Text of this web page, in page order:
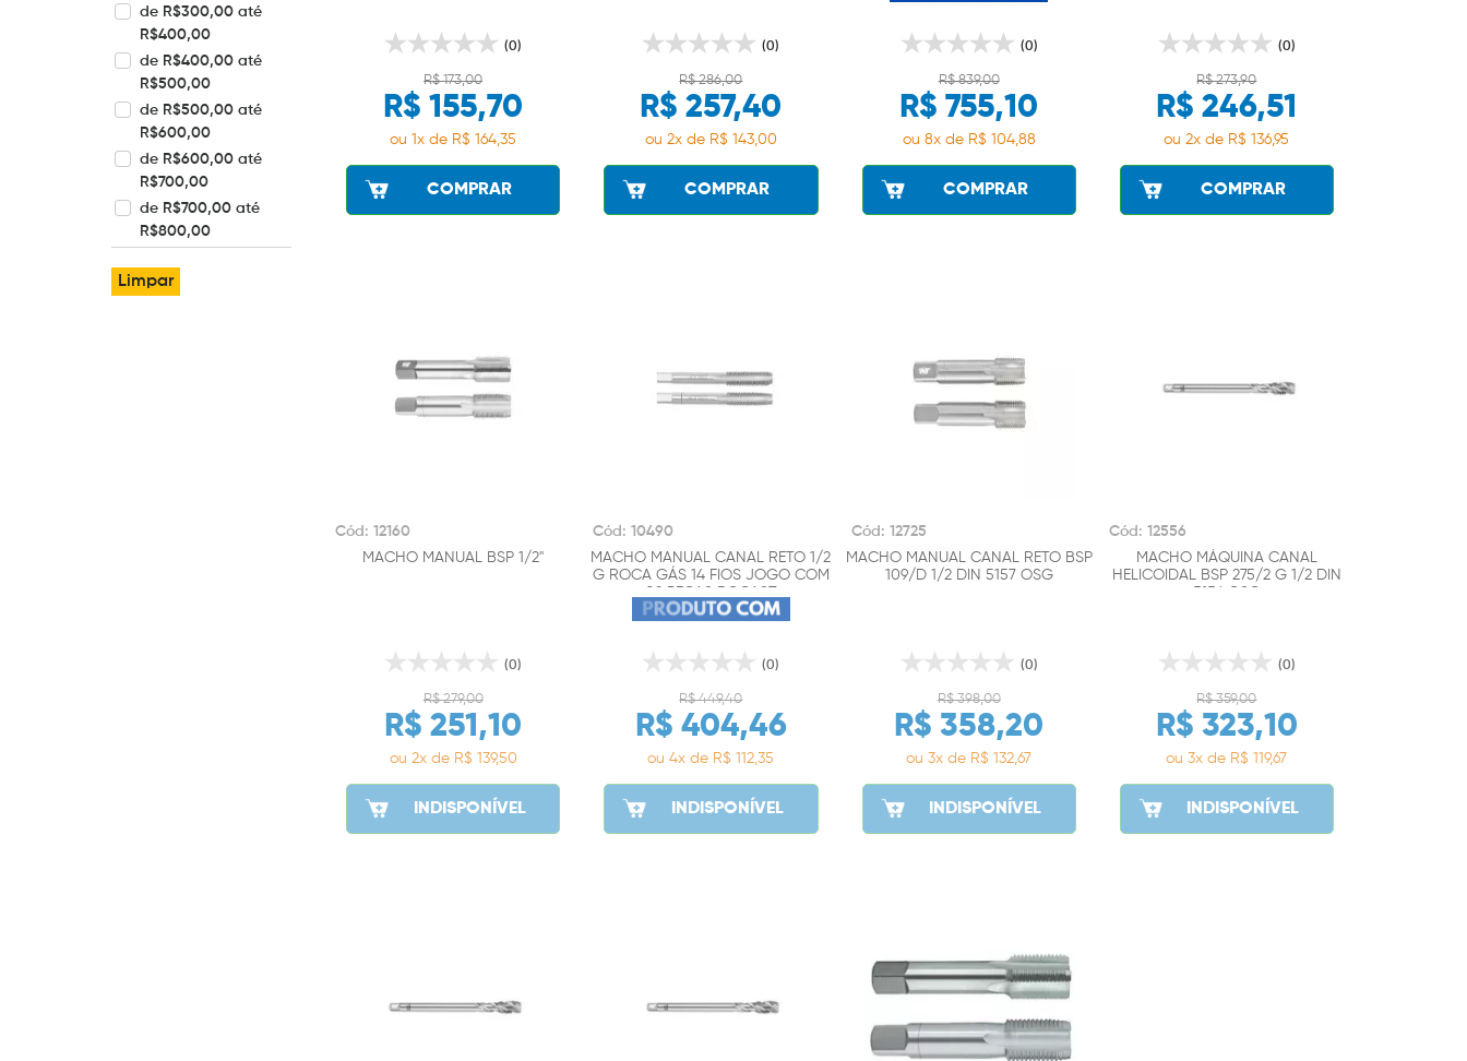
de R$300,00 até
R$400,00
de R$400,00 até
R$500,00
de R$500,00 até
R$600,00
de R$600,00 até
R$700,00
de R$700,00 até
R$800,00
Limpar
(0)
R$ 173,00
R$ 155,70
ou 1x de R$ 164,35
COMPRAR
(0)
R$ 286,00
R$ 257,40
ou 2x de R$ 143,00
COMPRAR
(0)
R$ 839,00
R$ 755,10
ou 8x de R$ 104,88
COMPRAR
(0)
R$ 273,90
R$ 246,51
ou 2x de R$ 136,95
COMPRAR
Cód: 12160
MACHO MANUAL BSP 1/2"
(0)
R$ 279,00
R$ 251,10
ou 2x de R$ 139,50
INDISPONÍVEL
Cód: 10490
MACHO MANUAL CANAL RETO 1/2
G ROCA GÁS 14 FIOS JOGO COM
(0)
R$ 449,40
R$ 404,46
ou 4x de R$ 112,35
INDISPONÍVEL
Cód: 12725
MACHO MANUAL CANAL RETO BSP
109/D 1/2 DIN 5157 OSG
(0)
R$ 398,00
R$ 358,20
ou 3x de R$ 132,67
INDISPONÍVEL
Cód: 12556
MACHO MÁQUINA CANAL
HELICOIDAL BSP 275/2 G 1/2 DIN
(0)
R$ 359,00
R$ 323,10
ou 3x de R$ 119,67
INDISPONÍVEL